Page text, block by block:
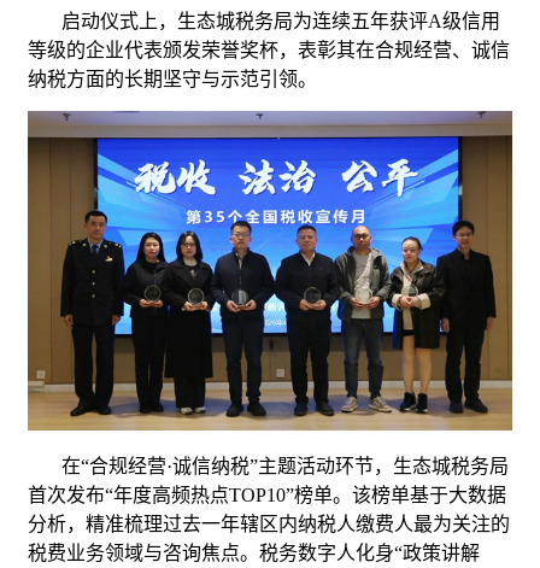
启动仪式上，生态城税务局为连续五年获评A级信用
等级的企业代表颁发荣誉奖杯，表彰其在合规经营、诚信
纳税方面的长期坚守与示范引领。
在“合规经营·诚信纳税”主题活动环节，生态城税务局
首次发布“年度高频热点TOP10”榜单。该榜单基于大数据
分析，精准梳理过去一年辖区内纳税人缴费人最为关注的
税费业务领域与咨询焦点。税务数字人化身“政策讲解